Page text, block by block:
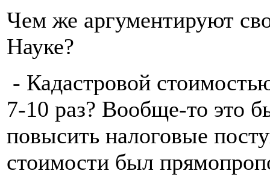
Чем же аргументируют
Науке?
- Кадастровой
7-10 раз? Вообще-то это
повысить налоговые
стоимости был